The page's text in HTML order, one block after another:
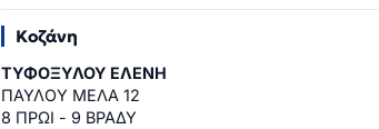
Κοζάνη
ΤΥΦΟΞΥΛΟΥ ΕΛΕΝΗ
ΠΑΥΛΟΥ ΜΕΛΑ 12
8 ΠΡΩΙ - 9 ΒΡΑΔΥ